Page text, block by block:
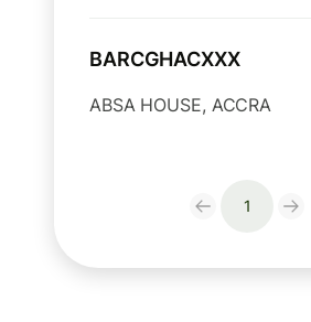
BARCGHACXXX
ABSA HOUSE, ACCRA
1